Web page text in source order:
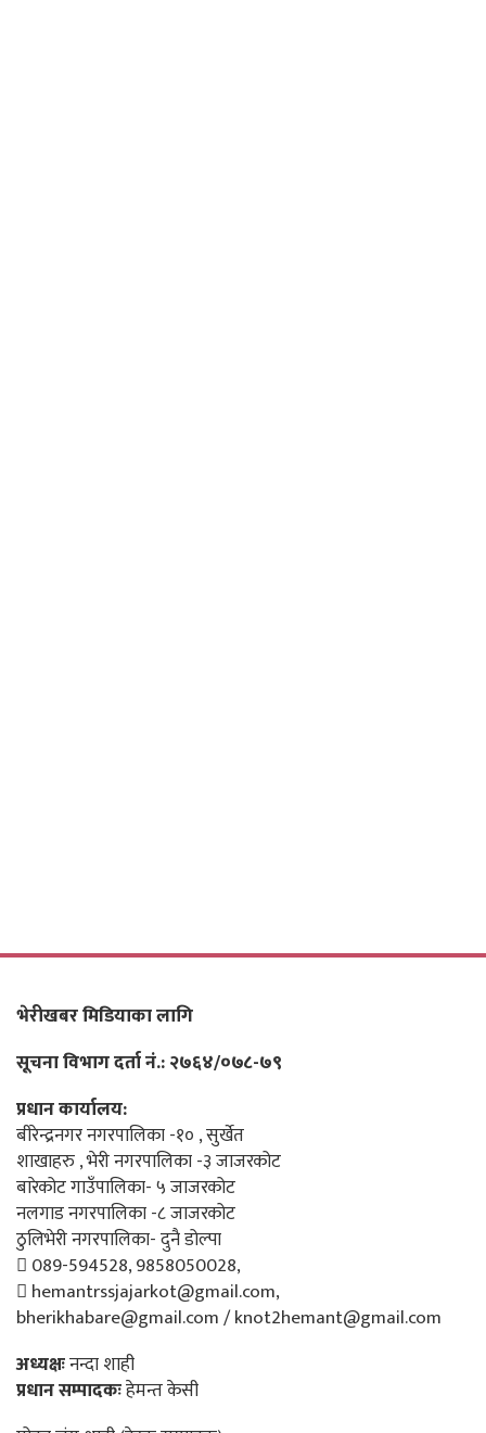
भेरीखबर मिडियाका लागि
सूचना विभाग दर्ता नं.: २७६४/०७८-७९
प्रधान कार्यालय:
बीरेन्द्रनगर नगरपालिका -१० , सुर्खेत
शाखाहरु , भेरी नगरपालिका -३ जाजरकोट
बारेकोट गाउँपालिका- ५ जाजरकोट
नलगाड नगरपालिका -८ जाजरकोट
ठुलिभेरी नगरपालिका- दुनै डोल्पा
089-594528, 9858050028,
hemantrssjajarkot@gmail.com,
bherikhabare@gmail.com / knot2hemant@gmail.com
अध्यक्षःनन्दा शाही
प्रधान सम्पादकःहेमन्त केसी